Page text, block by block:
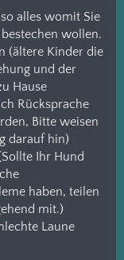
alles womit Sie
wollen.
(ältere Kinder die
und der
Hause
Rücksprache
Bitte weisen
darauf hin)
Ihr Hund
haben, teilen
mit.)
Laune